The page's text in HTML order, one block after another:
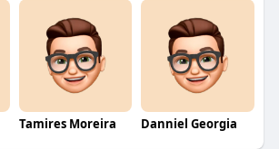
Tamires Moreira Danniel Georgia